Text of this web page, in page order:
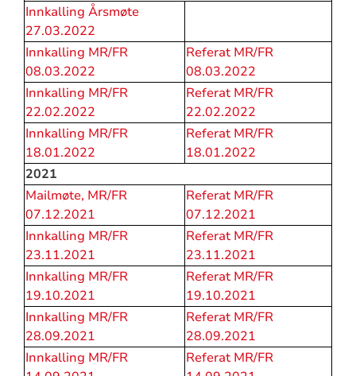
Innkalling Årsmøte
27.03.2022
Innkalling MR/FR
08.03.2022
Referat MR/FR
08.03.2022
Innkalling MR/FR
22.02.2022
Referat MR/FR
22.02.2022
Innkalling MR/FR
18.01.2022
Referat MR/FR
18.01.2022
2021
Mailmøte, MR/FR
07.12.2021
Referat MR/FR
07.12.2021
Innkalling MR/FR
23.11.2021
Referat MR/FR
23.11.2021
Innkalling MR/FR
19.10.2021
Referat MR/FR
19.10.2021
Innkalling MR/FR
28.09.2021
Referat MR/FR
28.09.2021
Innkalling MR/FR
Referat MR/FR